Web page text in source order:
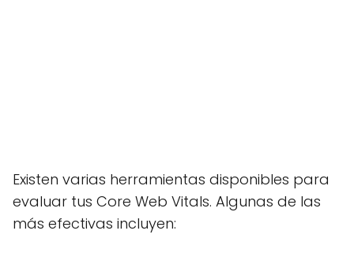
Existen varias herramientas disponibles para
evaluar tus Core Web Vitals. Algunas de las
más efectivas incluyen: